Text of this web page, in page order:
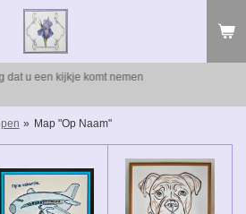
dat u een kijkje komt nemen
» Map "Op Naam"